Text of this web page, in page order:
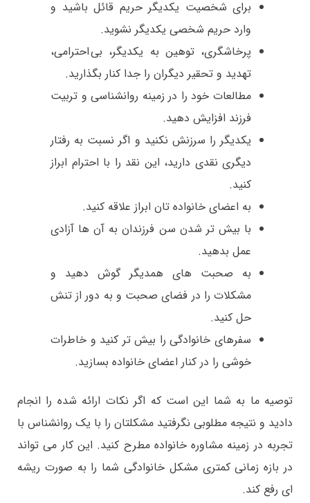
برای شخصیت یکدیگر حریم قائل باشید و
وارد حریم شخصی یکدیگر نشوید.
پرخاشگری، توهین به یکدیگر، بی احترامی،
تهدید و تحقیر دیگران را جدا کنار بگذارید.
مطالعات خود را در زمینه روانشناسی و تربیت
فرزند افزایش دهید.
یکدیگر را سرزنش نکنید و اگر نسبت به رفتار
دیگری نقدی دارید، این نقد را با احترام ابراز
کنید.
به اعضای خانواده تان ابراز علاقه کنید.
با بیش تر شدن سن فرزندان به آن ها آزادی
عمل بدهید.
به صحبت های همدیگر گوش دهید و
مشکلات را در فضای صحبت و به دور از تنش
حل کنید.
سفرهای خانوادگی را بیش تر کنید و خاطرات
خوشی را در کنار اعضای خانواده بسازید.
توصیه ما به شما این است که اگر نکات ارائه شده را انجام
دادید و نتیجه مطلوبی نگرفتید مشکلتان را با یک روانشناس با
تجربه در زمینه مشاوره خانواده مطرح کنید. این کار می تواند
در بازه زمانی کمتری مشکل خانوادگی شما را به صورت ریشه
ای رفع کند.